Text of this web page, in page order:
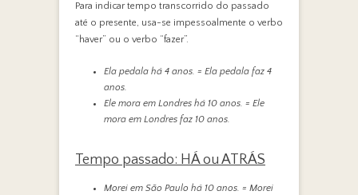
Para indicar tempo transcorrido do passado
até o presente, usa-se impessoalmente o verbo
“haver” ou o verbo “fazer”.
Ela pedala há 4 anos. = Ela pedala faz 4
anos.
Ele mora em Londres há 10 anos. = Ele
mora em Londres faz 10 anos.
Tempo passado: HÁ ou ATRÁS
Morei em São Paulo há 10 anos. = Morei